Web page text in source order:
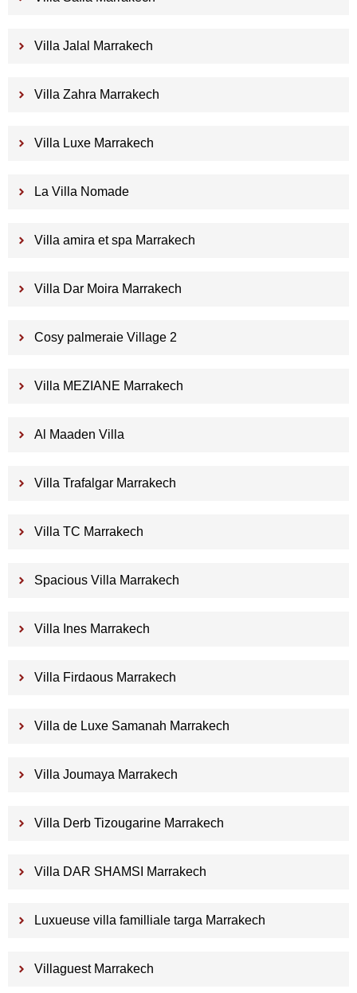
Villa Jalal Marrakech
Villa Zahra Marrakech
Villa Luxe Marrakech
La Villa Nomade
Villa amira et spa Marrakech
Villa Dar Moira Marrakech
Cosy palmeraie Village 2
Villa MEZIANE Marrakech
Al Maaden Villa
Villa Trafalgar Marrakech
Villa TC Marrakech
Spacious Villa Marrakech
Villa Ines Marrakech
Villa Firdaous Marrakech
Villa de Luxe Samanah Marrakech
Villa Joumaya Marrakech
Villa Derb Tizougarine Marrakech
Villa DAR SHAMSI Marrakech
Luxueuse villa familliale targa Marrakech
Villaguest Marrakech